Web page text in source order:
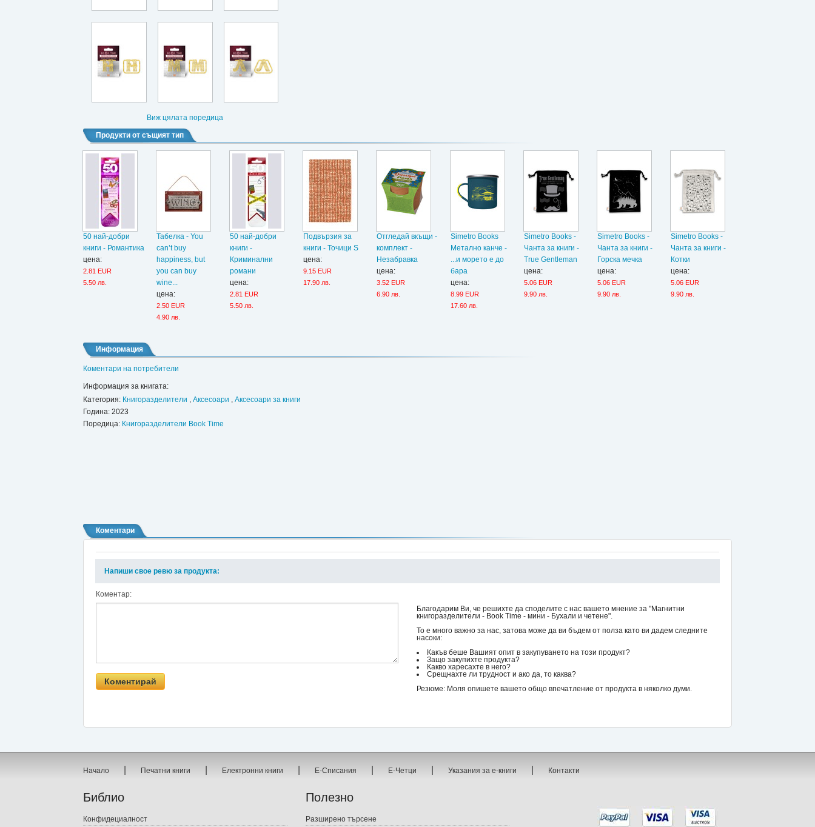
Виж цялата поредица
Продукти от същият тип
50 най-добри
книги - Романтика
цена:
2.81 EUR
5.50 лв.
Табелка - You
can’t buy
happiness, but
you can buy
wine...
цена:
2.50 EUR
4.90 лв.
50 най-добри
книги -
Криминални
романи
цена:
2.81 EUR
5.50 лв.
Подвързия за
книги - Точици S
цена:
9.15 EUR
17.90 лв.
Отгледай вкъщи -
комплект -
Незабравка
цена:
3.52 EUR
6.90 лв.
Simetro Books
Метално канче -
...и морето е до
бара
цена:
8.99 EUR
17.60 лв.
Simetro Books -
Чанта за книги -
True Gentleman
цена:
5.06 EUR
9.90 лв.
Simetro Books -
Чанта за книги -
Горска мечка
цена:
5.06 EUR
9.90 лв.
Simetro Books -
Чанта за книги -
Котки
цена:
5.06 EUR
9.90 лв.
Информация
Коментари на потребители
Информация за книгата:
Категория: Книгоразделители , Аксесоари , Аксесоари за книги
Година: 2023
Поредица: Книгоразделители Book Time
Коментари
Напиши свое ревю за продукта:
Коментар:
Благодарим Ви, че решихте да споделите с нас вашето мнение за "Магнитни
книгоразделители - Book Time - мини - Бухали и четене".
То е много важно за нас, затова може да ви бъдем от полза като ви дадем следните
насоки:
Какъв беше Вашият опит в закупуването на този продукт?
Защо закупихте продукта?
Какво харесахте в него?
Срещнахте ли трудност и ако да, то каква?
Резюме: Моля опишете вашето общо впечатление от продукта в няколко думи.
Начало | Печатни книги | Електронни книги | Е-Списания | Е-Четци | Указания за е-книги | Контакти
Библио
Конфидециалност
Полезно
Разширено търсене